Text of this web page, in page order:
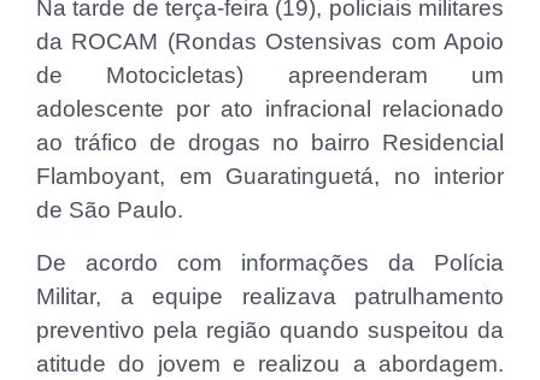
Na tarde de terça-feira (19), policiais militares
da ROCAM (Rondas Ostensivas com Apoio
de Motocicletas) apreenderam um
adolescente por ato infracional relacionado
ao tráfico de drogas no bairro Residencial
Flamboyant, em Guaratinguetá, no interior
de São Paulo.
De acordo com informações da Polícia
Militar, a equipe realizava patrulhamento
preventivo pela região quando suspeitou da
atitude do jovem e realizou a abordagem.